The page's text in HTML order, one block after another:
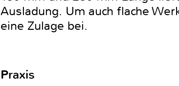
Ausladung. Um auch flache
eine Zulage bei.
Praxis